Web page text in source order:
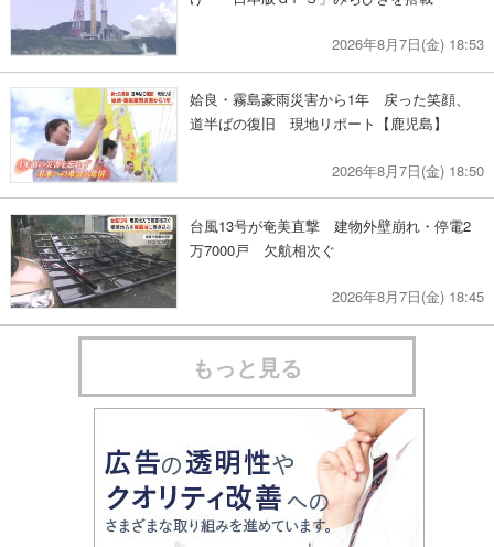
2026年8月7日(金) 18:53
姶良・霧島豪雨災害から1年 戻った笑顔、
道半ばの復旧 現地リポート【鹿児島】
2026年8月7日(金) 18:50
台風13号が奄美直撃 建物外壁崩れ・停電2
万7000戸 欠航相次ぐ
2026年8月7日(金) 18:45
もっと見る